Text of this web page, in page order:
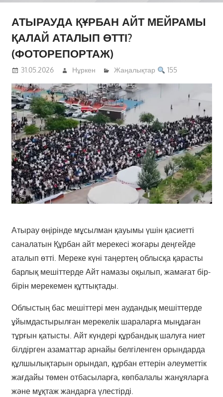
АТЫРАУДА ҚҰРБАН АЙТ МЕЙРАМЫ
ҚАЛАЙ АТАЛЫП ӨТТІ?
(ФОТОРЕПОРТАЖ)
31.05.2026 Нұркен Жаңалықтар 155
Атырау өңірінде мұсылман қауымы үшін қасиетті
саналатын Құрбан айт мерекесі жоғары деңгейде
аталып өтті. Мереке күні таңертең облысқа қарасты
барлық мешіттерде Айт намазы оқылып, жамағат бір-
бірін мерекемен құттықтады.
Облыстың бас мешіттері мен аудандық мешіттерде
ұйымдастырылған мерекелік шараларға мыңдаған
тұрғын қатысты. Айт күндері құрбандық шалуға ниет
білдірген азаматтар арнайы белгіленген орындарда
құлшылықтарын орындап, құрбан еттерін әлеуметтік
жағдайы төмен отбасыларға, көпбалалы жанұяларға
және мұқтаж жандарға үлестірді.